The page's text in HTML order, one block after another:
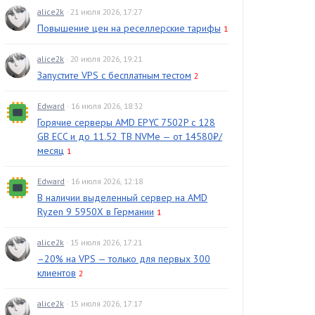
alice2k · 21 июля 2026, 17:27
Повышение цен на реселлерские тарифы 1
alice2k · 20 июля 2026, 19:21
Запустите VPS с бесплатным тестом 2
Edward · 16 июля 2026, 18:32
Горячие серверы AMD EPYC 7502P с 128
GB ECC и до 11.52 TB NVMe — от 14580₽/
месяц 1
Edward · 16 июля 2026, 12:18
В наличии выделенный сервер на AMD
Ryzen 9 5950X в Германии 1
alice2k · 15 июля 2026, 17:21
–20% на VPS — только для первых 300
клиентов 2
alice2k · 15 июля 2026, 17:17